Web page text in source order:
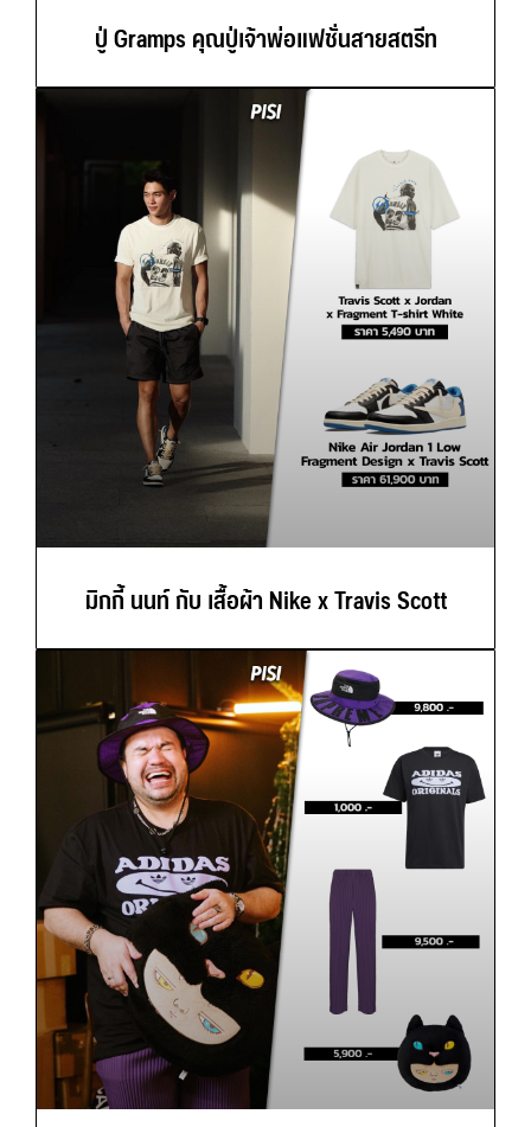
ปู่ Gramps คุณปู่เจ้าพ่อแฟชั่นสายสตรีท
มิกกี้ นนท์ กับ เสื้อผ้า Nike x Travis Scott